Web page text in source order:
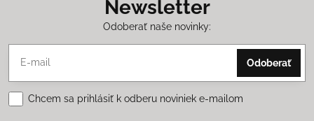
Newsletter
Odoberať naše novinky:
Odoberať
Chcem sa prihlásiť k odberu noviniek e-mailom